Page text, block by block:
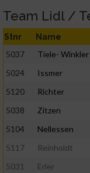
Team Lidl /
Stnr Name
5037 Tiele- Winkler
5024
Issmer
5120
Richter
5038
Zitzen
5104
Nellessen
5117
Reinholdt
5031
Erler